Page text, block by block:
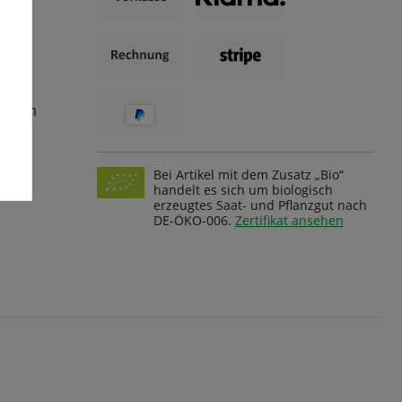
Bei Artikel mit dem Zusatz „Bio“
handelt es sich um biologisch
erzeugtes Saat- und Pflanzgut nach
DE-ÖKO-006. Zertifikat ansehen